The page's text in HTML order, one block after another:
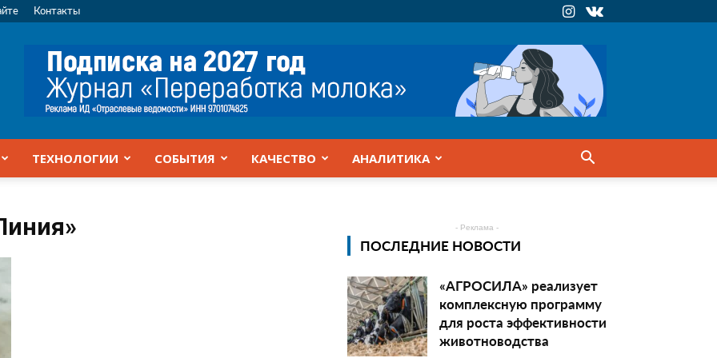
Контакты
ТЕХНОЛОГИИ СОБЫТИЯ КАЧЕСТВО АНАЛИТИКА
- Реклама -
ПОСЛЕДНИЕ НОВОСТИ
«АГРОСИЛА» реализует
комплексную программу
для роста эффективности
животноводства